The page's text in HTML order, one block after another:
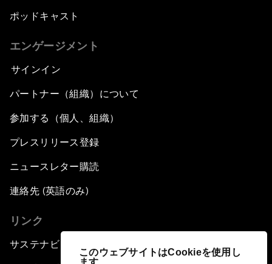
このウェブサイトはCookieを使用し
ます
ポッドキャスト
エンゲージメント
サインイン
パートナー（組織）について
参加する（個人、組織）
プレスリリース登録
ニュースレター購読
連絡先 (英語のみ)
リンク
サステナビリティへの取り組み